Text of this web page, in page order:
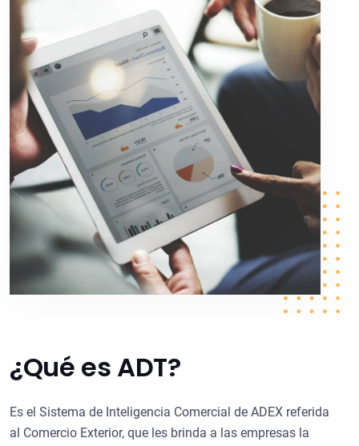
¿Qué es ADT?
Es el Sistema de Inteligencia Comercial de ADEX referida
al Comercio Exterior, que les brinda a las empresas la